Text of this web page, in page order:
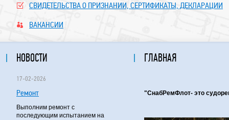
СВИДЕТЕЛЬСТВА О ПРИЗНАНИИ, СЕРТИФИКАТЫ, ДЕКЛАРАЦИИ
ВАКАНСИИ
НОВОСТИ
17-02-2026
Ремонт
Выполним ремонт с
последующим испытанием на
ГЛАВНАЯ
"СнабРемФлот- это